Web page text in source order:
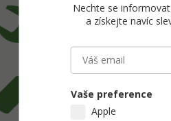
14 790Kč
Nechte se
a získejte navíc
Vaše preference
Apple